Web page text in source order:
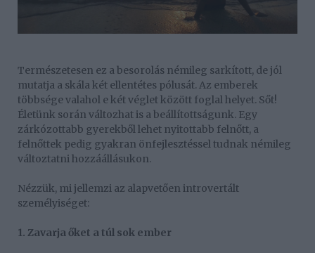
Természetesen ez a besorolás némileg sarkított, de jól
mutatja a skála két ellentétes pólusát. Az emberek
többsége valahol e két véglet között foglal helyet. Sőt!
Életünk során változhat is a beállítottságunk. Egy
zárkózottabb gyerekből lehet nyitottabb felnőtt, a
felnőttek pedig gyakran önfejlesztéssel tudnak némileg
változtatni hozzáállásukon.
Nézzük, mi jellemzi az alapvetően introvertált
személyiséget:
1. Zavarja őket a túl sok ember